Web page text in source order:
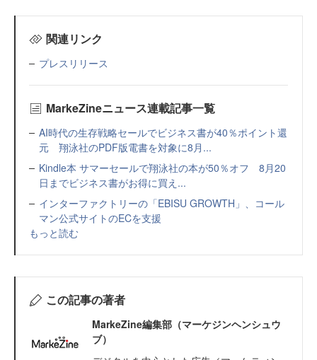
関連リンク
プレスリリース
MarkeZineニュース連載記事一覧
AI時代の生存戦略セールでビジネス書が40％ポイント還
元 翔泳社のPDF版電書を対象に8月...
Kindle本 サマーセールで翔泳社の本が50％オフ 8月20
日までビジネス書がお得に買え...
インターファクトリーの「EBISU GROWTH」、コール
マン公式サイトのECを支援
もっと読む
この記事の著者
MarkeZine編集部（マーケジンヘンシュウ
ブ）